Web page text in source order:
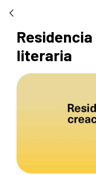
literaria